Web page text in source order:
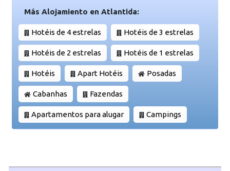
Más Alojamiento en Atlantida:
Hotéis de 4 estrelas Hotéis de 3 estrelas
Hotéis de 2 estrelas Hotéis de 1 estrelas
Hotéis Apart Hotéis Posadas
Cabanhas Fazendas
Apartamentos para alugar Campings